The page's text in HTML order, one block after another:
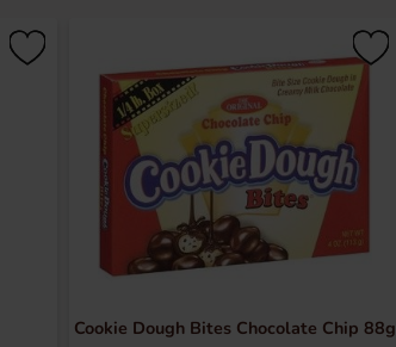
Cookie Dough Bites Chocolate Chip 88g